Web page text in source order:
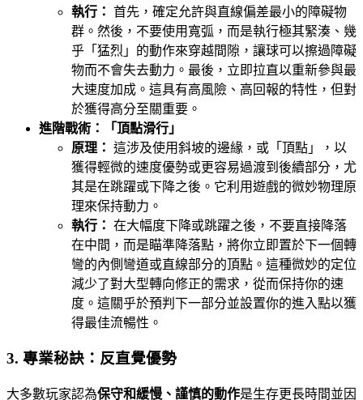
執行： 首先，確定允許與直線偏差最小的障礙物
群。然後，不要使用寬弧，而是執行極其緊湊、幾
乎「猛烈」的動作來穿越間隙，讓球可以擦過障礙
物而不會失去動力。最後，立即拉直以重新參與最
大速度加成。這具有高風險、高回報的特性，但對
於獲得高分至關重要。
進階戰術：「頂點滑行」
原理： 這涉及使用斜坡的邊緣，或「頂點」，以
獲得輕微的速度優勢或更容易過渡到後續部分，尤
其是在跳躍或下降之後。它利用遊戲的微妙物理原
理來保持動力。
執行： 在大幅度下降或跳躍之後，不要直接降落
在中間，而是瞄準降落點，將你立即置於下一個轉
彎的內側彎道或直線部分的頂點。這種微妙的定位
減少了對大型轉向修正的需求，從而保持你的速
度。這關乎於預判下一部分並設置你的進入點以獲
得最佳流暢性。
3. 專業秘訣：反直覺優勢
大多數玩家認為保守和緩慢、謹慎的動作是生存更長時間並因